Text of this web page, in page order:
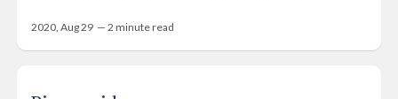
2020, Aug 29— 2 minute read